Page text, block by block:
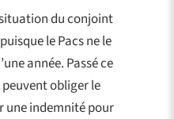
du conjoint
le Pacs ne le
année. Passé ce
obliger le
une indemnité pour